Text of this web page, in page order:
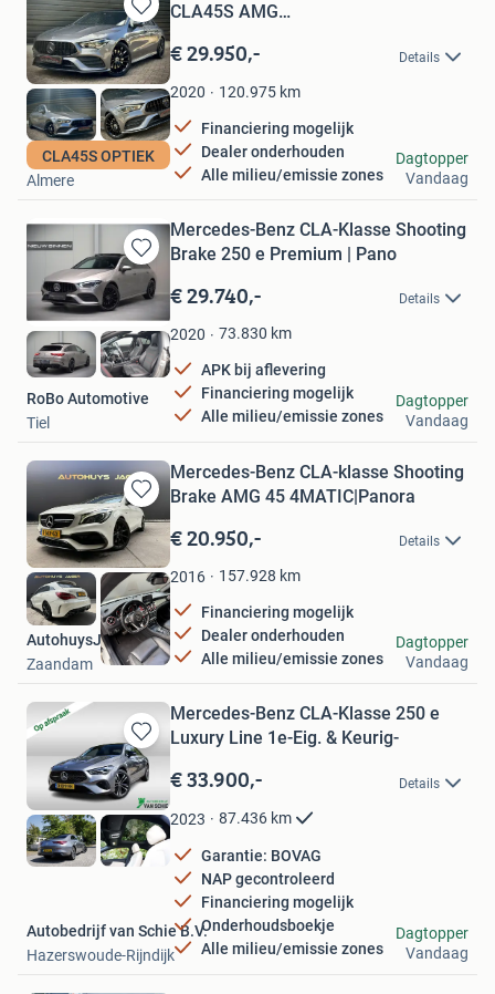
Bewaren
in
Mijn
Favorieten
CLA45S OPTIEK
CLA45S AMG
€ 29.950,- Details
2020 120.975 km
Financiering mogelijk
Dealer onderhouden
Alle milieu/emissie zones
Carlo Automotive
Almere
Dagtopper
Vandaag
Bewaren
in
Mijn
Favorieten
Mercedes-Benz CLA-Klasse Shooting
Brake 250 e Premium | Pano
€ 29.740,- Details
2020 73.830 km
APK bij aflevering
Financiering mogelijk
Alle milieu/emissie zones
RoBo Automotive
Tiel
Dagtopper
Vandaag
Bewaren
in
Mijn
Favorieten
Mercedes-Benz CLA-klasse Shooting
Brake AMG 45 4MATIC|Panora
€ 20.950,- Details
2016 157.928 km
Financiering mogelijk
Dealer onderhouden
Alle milieu/emissie zones
AutohuysJager B.V.
Zaandam
Dagtopper
Vandaag
Bewaren
in
Mijn
Favorieten
Mercedes-Benz CLA-Klasse 250 e
Luxury Line 1e-Eig. & Keurig-
€ 33.900,- Details
2023 87.436 km
Garantie: BOVAG
NAP gecontroleerd
Financiering mogelijk
Onderhoudsboekje
Alle milieu/emissie zones
Autobedrijf van Schie B.V.
Hazerswoude-Rijndijk
Dagtopper
Vandaag